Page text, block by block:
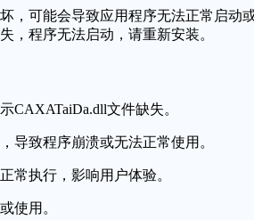
，可能会导致应用程序无法正常启动
，程序无法启动，请重新安装。
CAXATaiDa.dll文件缺失。
导致程序崩溃或无法正常使用。
常执行，影响用户体验。
使用。